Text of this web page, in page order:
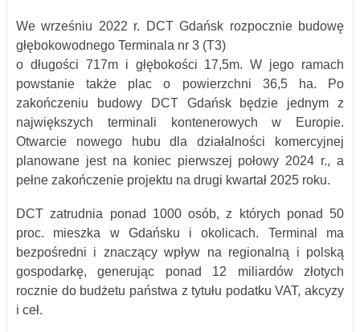
We wrześniu 2022 r. DCT Gdańsk rozpocznie budowę
głębokowodnego Terminala nr 3 (T3)
o długości 717m i głębokości 17,5m. W jego ramach
powstanie także plac o powierzchni 36,5 ha. Po
zakończeniu budowy DCT Gdańsk będzie jednym z
największych terminali kontenerowych w Europie.
Otwarcie nowego hubu dla działalności komercyjnej
planowane jest na koniec pierwszej połowy 2024 r., a
pełne zakończenie projektu na drugi kwartał 2025 roku.
DCT zatrudnia ponad 1000 osób, z których ponad 50
proc. mieszka w Gdańsku i okolicach. Terminal ma
bezpośredni i znaczący wpływ na regionalną i polską
gospodarkę, generując ponad 12 miliardów złotych
rocznie do budżetu państwa z tytułu podatku VAT, akcyzy
i ceł.